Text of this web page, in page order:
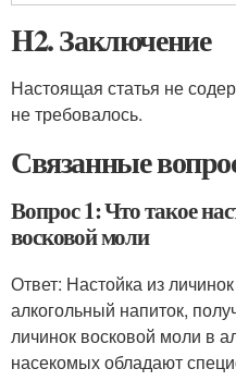
H2. Заключение
Настоящая статья не
не требовалось.
Связанные
Вопрос 1: Что такое
восковой моли
Ответ: Настойка из
алкогольный напиток,
личинок восковой моли в
насекомых обладают